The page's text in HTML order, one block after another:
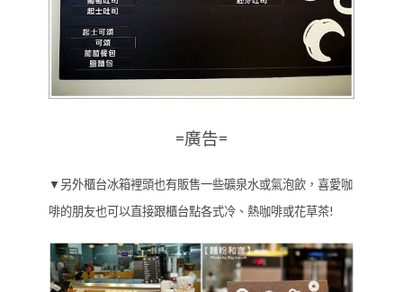
=廣告=
▼另外櫃台冰箱裡頭也有販售一些礦泉水或氣泡飲，喜愛咖
啡的朋友也可以直接跟櫃台點各式冷、熱咖啡或花草茶!